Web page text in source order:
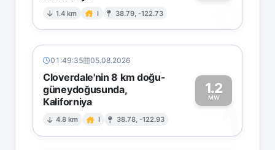
1.4 km I 38.79, -122.73 0
01:49:35 05.08.2026
Cloverdale'nin 8 km doğu-
güneydoğusunda,
Kaliforniya
4.8 km I 38.78, -122.93
1.2
MW
1